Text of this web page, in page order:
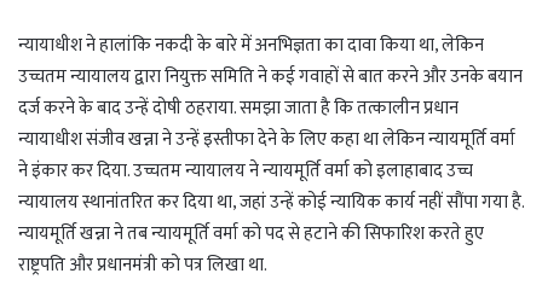
न्यायाधीश ने हालांकि नकदी के बारे में अनभिज्ञता का दावा किया था, लेकिन
उच्चतम न्यायालय द्वारा नियुक्त समिति ने कई गवाहों से बात करने और उनके बयान
दर्ज करने के बाद उन्हें दोषी ठहराया. समझा जाता है कि तत्कालीन प्रधान
न्यायाधीश संजीव खन्ना ने उन्हें इस्तीफा देने के लिए कहा था लेकिन न्यायमूर्ति वर्मा
ने इंकार कर दिया. उच्चतम न्यायालय ने न्यायमूर्ति वर्मा को इलाहाबाद उच्च
न्यायालय स्थानांतरित कर दिया था, जहां उन्हें कोई न्यायिक कार्य नहीं सौंपा गया है.
न्यायमूर्ति खन्ना ने तब न्यायमूर्ति वर्मा को पद से हटाने की सिफारिश करते हुए
राष्ट्रपति और प्रधानमंत्री को पत्र लिखा था.